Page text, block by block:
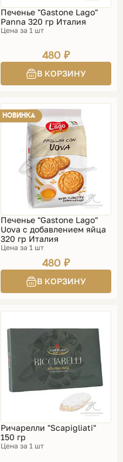
Печенье "Gastone Lago"
Panna 320 гр Италия
Цена за 1 шт
480 ₽
НОВИНКА
Печенье "Gastone Lago"
Uova с добавлением яйца
320 гр Италия
Цена за 1 шт
480 ₽
Ричарелли "Scapigliati"
150 гр
Цена за 1 шт